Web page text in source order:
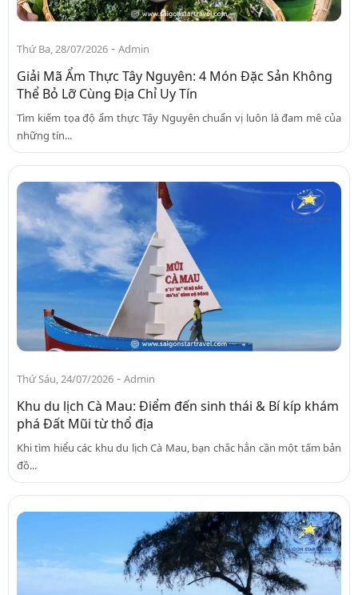
Thứ Ba, 28/07/2026 - Admin
Giải Mã Ẩm Thực Tây Nguyên: 4 Món Đặc Sản Không
Thể Bỏ Lỡ Cùng Địa Chỉ Uy Tín
Tìm kiếm tọa độ ẩm thực Tây Nguyên chuẩn vị luôn là đam mê của
những tín...
Thứ Sáu, 24/07/2026 - Admin
Khu du lịch Cà Mau: Điểm đến sinh thái & Bí kíp khám
phá Đất Mũi từ thổ địa
Khi tìm hiểu các khu du lịch Cà Mau, bạn chắc hẳn cần một tấm bản
đồ...